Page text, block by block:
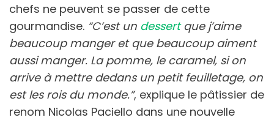
chefs ne peuvent se passer de cette
gourmandise. “C’est un dessertque j’aime
beaucoup manger et que beaucoup aiment
aussi manger. La pomme, le caramel, si on
arrive à mettre dedans un petit feuilletage, on
est les rois du monde.”, explique le pâtissier de
renom Nicolas Paciello dans une nouvelle